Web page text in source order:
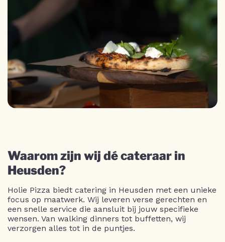
Waarom zijn wij dé cateraar in
Heusden?
Holie Pizza biedt catering in Heusden met een unieke
focus op maatwerk. Wij leveren verse gerechten en
een snelle service die aansluit bij jouw specifieke
wensen. Van walking dinners tot buffetten, wij
verzorgen alles tot in de puntjes.